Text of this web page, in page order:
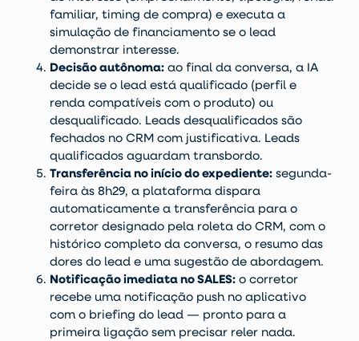
familiar, timing de compra) e executa a
simulação de financiamento se o lead
demonstrar interesse.
Decisão autônoma: ao final da conversa, a IA
decide se o lead está qualificado (perfil e
renda compatíveis com o produto) ou
desqualificado. Leads desqualificados são
fechados no CRM com justificativa. Leads
qualificados aguardam transbordo.
Transferência no início do expediente: segunda-
feira às 8h29, a plataforma dispara
automaticamente a transferência para o
corretor designado pela roleta do CRM, com o
histórico completo da conversa, o resumo das
dores do lead e uma sugestão de abordagem.
Notificação imediata no SALES: o corretor
recebe uma notificação push no aplicativo
com o briefing do lead — pronto para a
primeira ligação sem precisar reler nada.